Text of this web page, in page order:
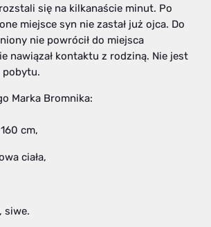
się na kilkanaście minut. Po
miejsce syn nie zastał już ojca. Do
nie powrócił do miejsca
nawiązał kontaktu z rodziną. Nie jest
pobytu.
Marka Bromnika:
cm,
ciała,
siwe.